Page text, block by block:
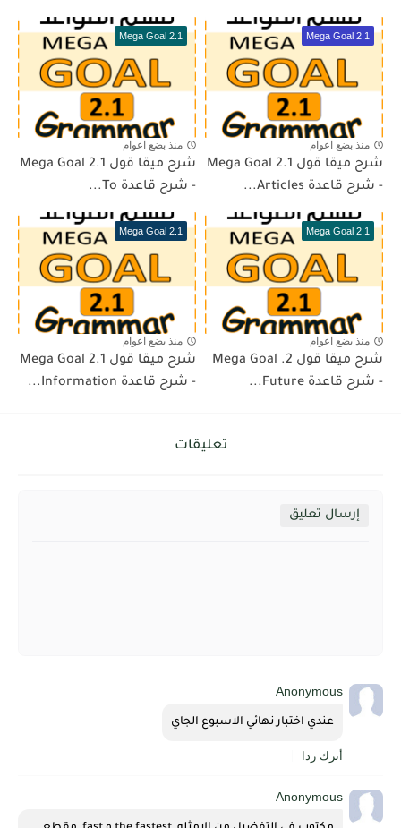
Mega Goal 2.1
منذ بضع اعوام
شرح ميقا قول 2.1 Mega Goal
- شرح قاعدة Articles...
Mega Goal 2.1
منذ بضع اعوام
شرح ميقا قول 2.1 Mega Goal
- شرح قاعدة To...
Mega Goal 2.1
منذ بضع اعوام
شرح ميقا قول 2. Mega Goal
- شرح قاعدة Future...
Mega Goal 2.1
منذ بضع اعوام
شرح ميقا قول 2.1 Mega Goal
- شرح قاعدة Information...
تعليقات
إرسال تعليق
Anonymous
عندي اختبار نهائي الاسبوع الجاي
أترك ردا
Anonymous